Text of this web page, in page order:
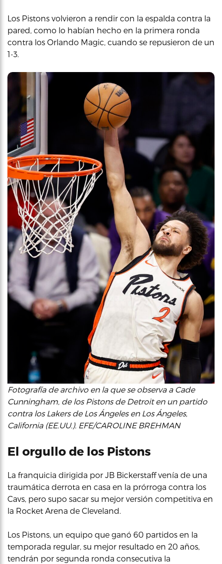
Los Pistons volvieron a rendir con la espalda contra la
pared, como lo habían hecho en la primera ronda
contra los Orlando Magic, cuando se repusieron de un
1-3.
Fotografía de archivo en la que se observa a Cade
Cunningham, de los Pistons de Detroit en un partido
contra los Lakers de Los Ángeles en Los Ángeles,
California (EE.UU.). EFE/CAROLINE BREHMAN
El orgullo de los Pistons
La franquicia dirigida por JB Bickerstaff venía de una
traumática derrota en casa en la prórroga contra los
Cavs, pero supo sacar su mejor versión competitiva en
la Rocket Arena de Cleveland.
Los Pistons, un equipo que ganó 60 partidos en la
temporada regular, su mejor resultado en 20 años,
tendrán por segunda ronda consecutiva la